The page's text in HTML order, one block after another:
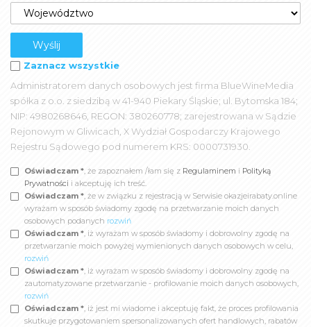
Zaznacz wszystkie
Administratorem danych osobowych jest firma BlueWineMedia
spółka z o.o. z siedzibą w 41-940 Piekary Śląskie; ul. Bytomska 184;
NIP: 4980268646, REGON: 380260778; zarejestrowana w Sądzie
Rejonowym w Gliwicach, X Wydział Gospodarczy Krajowego
Rejestru Sądowego pod numerem KRS: 0000731930.
Oświadczam *, że zapoznałem /łam się z Regulaminem i Polityką
Prywatności i akceptuję ich treść.
Oświadczam *, że w związku z rejestracją w Serwisie okazjeirabaty.online
wyrażam w sposób świadomy zgodę na przetwarzanie moich danych
osobowych podanych rozwiń
Oświadczam *, iż wyrażam w sposób świadomy i dobrowolny zgodę na
przetwarzanie moich powyżej wymienionych danych osobowych w celu,
rozwiń
Oświadczam *, iż wyrażam w sposób świadomy i dobrowolny zgodę na
zautomatyzowane przetwarzanie - profilowanie moich danych osobowych,
rozwiń
Oświadczam *, iż jest mi wiadome i akceptuję fakt, że proces profilowania
skutkuje przygotowaniem spersonalizowanych ofert handlowych, rabatów